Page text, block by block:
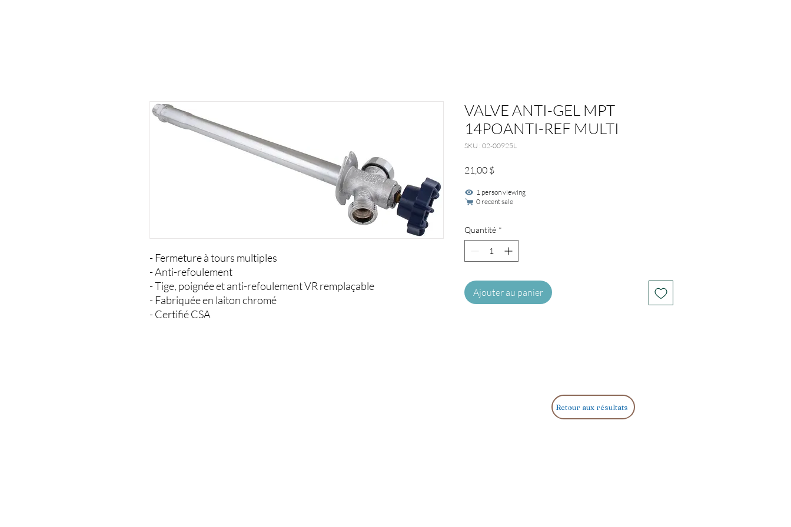
- Fermeture à tours multiples
- Anti-refoulement
- Tige, poignée et anti-refoulement VR remplaçable
- Fabriquée en laiton chromé
- Certifié CSA
VALVE ANTI-GEL MPT
14POANTI-REF MULTI
SKU : 02-00925L
21,00 $Prix
1 person viewing
0 recent sale
Quantité *
Ajouter au panier
Retour aux résultats